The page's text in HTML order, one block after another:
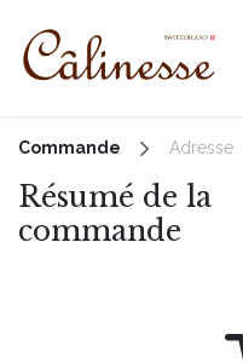
Commande Adresse
Résumé de la
commande